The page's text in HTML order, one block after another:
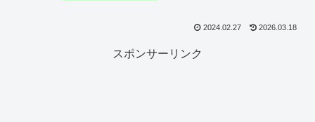
2024.02.27 2026.03.18
スポンサーリンク